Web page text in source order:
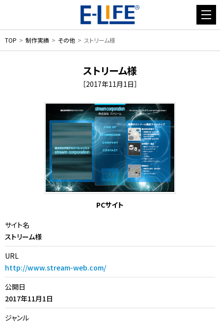
TOP 制作実績 その他 ストリーム様
ストリーム様
［2017年11月1日］
PCサイト
サイト名
ストリーム様
URL
http://www.stream-web.com/
公開日
2017年11月1日
ジャンル